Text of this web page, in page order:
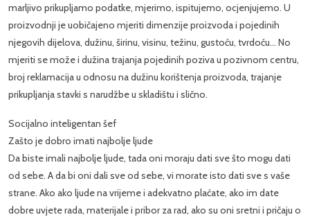
marljivo prikupljamo podatke, mjerimo, ispitujemo, ocjenjujemo. U
proizvodnji je uobičajeno mjeriti dimenzije proizvoda i pojedinih
njegovih dijelova, dužinu, širinu, visinu, težinu, gustoću, tvrdoću... No
mjeriti se može i dužina trajanja pojedinih poziva u pozivnom centru,
broj reklamacija u odnosu na dužinu korištenja proizvoda, trajanje
prikupljanja stavki s narudžbe u skladištu i slično.
Socijalno inteligentan šef
Zašto je dobro imati najbolje ljude
Da biste imali najbolje ljude, tada oni moraju dati sve što mogu dati
od sebe. A da bi oni dali sve od sebe, vi morate isto dati sve s vaše
strane. Ako ako ljude na vrijeme i adekvatno plaćate, ako im date
dobre uvjete rada, materijale i pribor za rad, ako su oni sretni i pričaju o